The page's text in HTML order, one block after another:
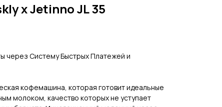
x Jetinno JL 35
через Систему Быстрых Платежей и
кофемашина, которая готовит идеальные
молоком, качество которых не уступает